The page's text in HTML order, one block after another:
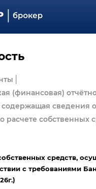
(финансовая)
содержащая
расчете собственных
средств,
с требованиями